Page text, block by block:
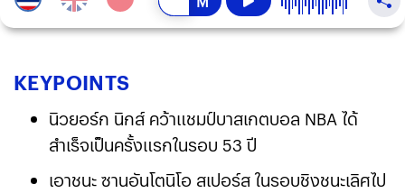
KEYPOINTS
นิวยอร์ก นิกส์ คว้าแชมป์บาสเกตบอล NBA ได้
สำเร็จเป็นครั้งแรกในรอบ 53 ปี
เอาชนะ ซานอันโตนิโอ สเปอร์ส ในรอบชิงชนะเลิศไป